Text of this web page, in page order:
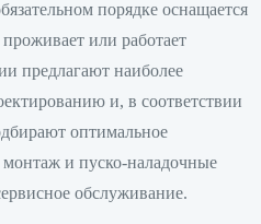
порядке оснащается
или работает
предлагают наиболее
и, в соответствии
оптимальное
и пуско-наладочные
обслуживание.